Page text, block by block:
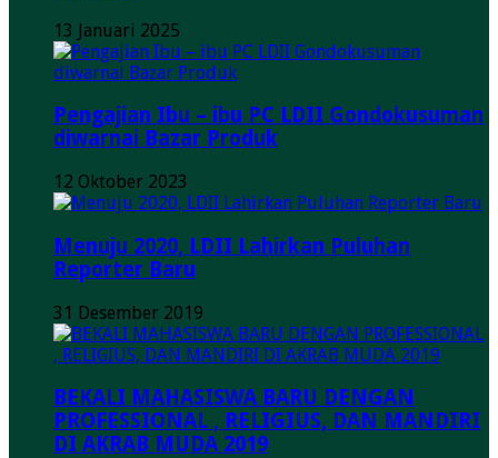
13 Januari 2025
Pengajian Ibu – ibu PC LDII Gondokusuman
diwarnai Bazar Produk
12 Oktober 2023
Menuju 2020, LDII Lahirkan Puluhan
Reporter Baru
31 Desember 2019
BEKALI MAHASISWA BARU DENGAN
PROFESSIONAL , RELIGIUS, DAN MANDIRI
DI AKRAB MUDA 2019